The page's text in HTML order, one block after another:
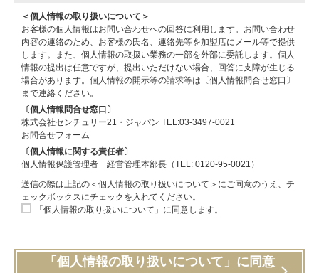
＜個人情報の取り扱いについて＞
お客様の個人情報はお問い合わせへの回答に利用します。お問い合わせ
内容の連絡のため、お客様の氏名、連絡先等を加盟店にメール等で提供
します。また、個人情報の取扱い業務の一部を外部に委託します。個人
情報の提出は任意ですが、提出いただけない場合、回答に支障が生じる
場合があります。個人情報の開示等の請求等は〔個人情報問合せ窓口〕
まで連絡ください。
〔個人情報問合せ窓口〕
株式会社センチュリー21・ジャパン TEL:03-3497-0021
お問合せフォーム
〔個人情報に関する責任者〕
個人情報保護管理者 経営管理本部長（TEL: 0120-95-0021）
送信の際は上記の＜個人情報の取り扱いについて＞にご同意のうえ、チ
ェックボックスにチェックを入れてください。
「個人情報の取り扱いについて」に同意します。
「個人情報の取り扱いについて」に同意